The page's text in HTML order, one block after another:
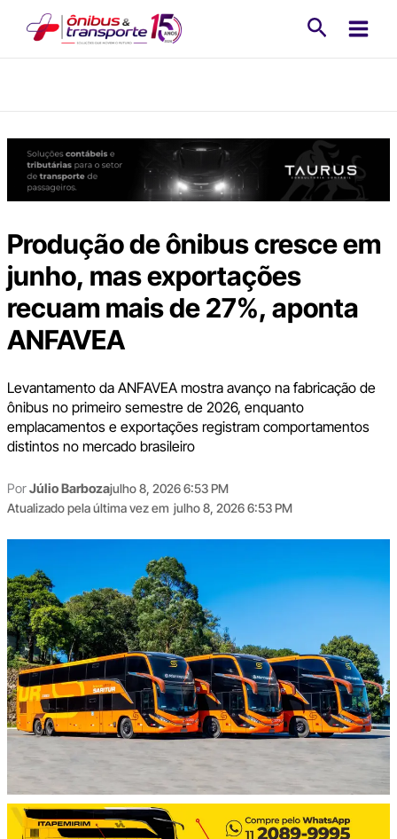
Produção de ônibus cresce em
junho, mas exportações
recuam mais de 27%, aponta
ANFAVEA
Levantamento da ANFAVEA mostra avanço na fabricação de
ônibus no primeiro semestre de 2026, enquanto
emplacamentos e exportações registram comportamentos
distintos no mercado brasileiro
PorJúlio Barbozajulho 8, 2026 6:53 PM
Atualizado pela última vez em julho 8, 2026 6:53 PM